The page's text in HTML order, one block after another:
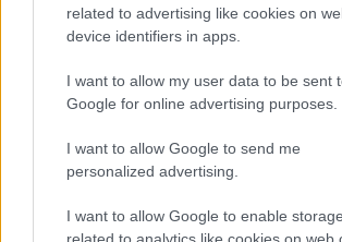
related to advertising like cookies on
device identifiers in apps.
I want to allow my user data to be sent
Google for online advertising purposes.
I want to allow Google to send me
personalized advertising.
I want to allow Google to enable storage
related to analytics like cookies on web
Olbia, divieto di sosta contro
esplode la protesta
Pausa caffè impeccabile: come
soluzione ideale per la casa e
Monte Pino, la fine di un lungo